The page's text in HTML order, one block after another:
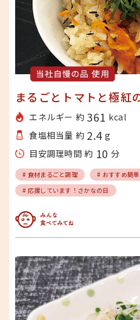
まるごとトマトと極紅
エネルギー 約 361 kcal
食塩相当量 約 2.4 g
目安調理時間 約 10 分
# 食材まるごと調理
# おすすめ簡
# 応援しています！さかなの日
みんな食べてみてね